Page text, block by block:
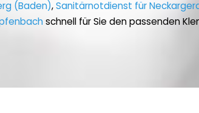
(Baden),Sanitärnotdienst für
schnell für Sie den passenden